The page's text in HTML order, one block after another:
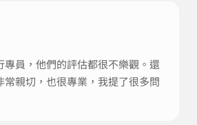
員，他們的評估都很不樂觀。還
常親切，也很專業，我提了很多問